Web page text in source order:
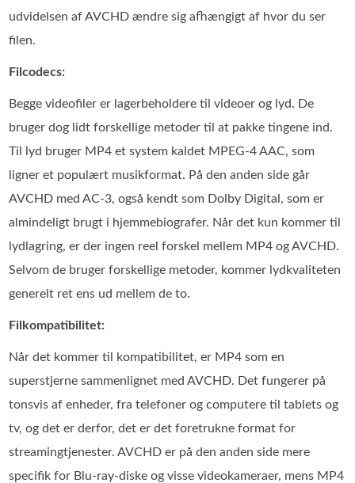
udvidelsen af AVCHD ændre sig afhængigt af hvor du ser
filen.
Filcodecs:
Begge videofiler er lagerbeholdere til videoer og lyd. De
bruger dog lidt forskellige metoder til at pakke tingene ind.
Til lyd bruger MP4 et system kaldet MPEG-4 AAC, som
ligner et populært musikformat. På den anden side går
AVCHD med AC-3, også kendt som Dolby Digital, som er
almindeligt brugt i hjemmebiografer. Når det kun kommer til
lydlagring, er der ingen reel forskel mellem MP4 og AVCHD.
Selvom de bruger forskellige metoder, kommer lydkvaliteten
generelt ret ens ud mellem de to.
Filkompatibilitet:
Når det kommer til kompatibilitet, er MP4 som en
superstjerne sammenlignet med AVCHD. Det fungerer på
tonsvis af enheder, fra telefoner og computere til tablets og
tv, og det er derfor, det er det foretrukne format for
streamingtjenester. AVCHD er på den anden side mere
specifik for Blu-ray-diske og visse videokameraer, mens MP4